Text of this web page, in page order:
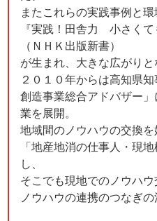
またこれらの実践事例と
『実践！田舎力 小さくて
（ＮＨＫ出版新書）
が生まれ、大きな広がりと
２０１０年からは高知県
創造事業総合アドバザー
業を展開。
地域間のノウハウの交換
「地産地消の仕事人・現
し、
そこでも現地でのノウハ
ノウハウの連携のつなぎの